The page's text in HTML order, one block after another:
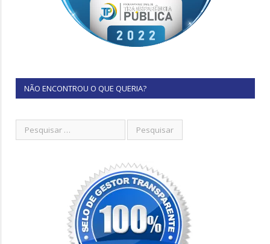
NÃO ENCONTROU O QUE QUERIA?